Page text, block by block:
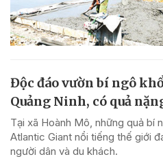
Độc đáo vườn bí ngô
Quảng Ninh, có quả
Tại xã Hoành Mô, những quả bí
Atlantic Giant nổi tiếng thế giới
người dân và du khách.